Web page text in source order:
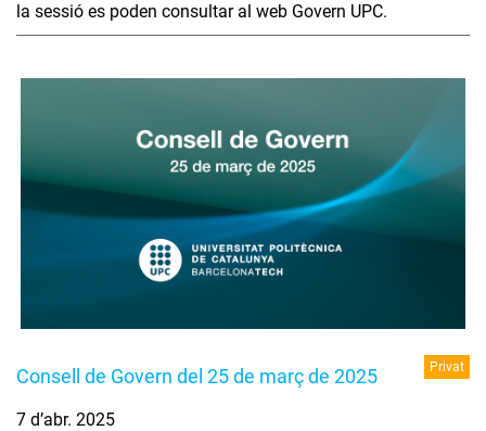
la sessió es poden consultar al web Govern UPC.
Consell de Govern del 25 de març de 2025 Privat
7 d’abr. 2025